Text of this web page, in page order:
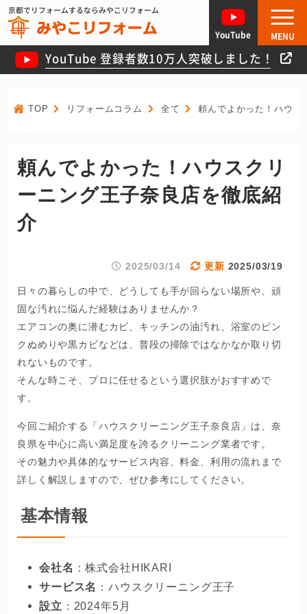
京都でリフォームするならみやこリフォーム
YouTube 登録者数10万人突破しました！
YouTube MENU
TOP リフォームコラム 全て 頼んでよかった！ハウス
頼んでよかった！ハウスクリ
ーニング王子奈良店を徹底紹
介
2025/03/14 2025/03/19
日々の暮らしの中で、どうしても手が回らない場所や、頑
固な汚れに悩んだ経験はありませんか？
エアコンの奥に潜むカビ、キッチンの油汚れ、浴室のピン
クぬめりや黒カビなどは、普段の掃除ではなかなか取り切
れないものです。
そんな時こそ、プロに任せるという選択肢がおすすめで
す。
今回ご紹介する「ハウスクリーニング王子奈良店」は、奈
良県を中心に高い満足度を誇るクリーニング業者です。
その魅力や具体的なサービス内容、料金、利用の流れまで
詳しく解説しますので、ぜひ参考にしてください。
基本情報
会社名 ：株式会社HIKARI
サービス名 ：ハウスクリーニング王子
設立 ：2024年5月